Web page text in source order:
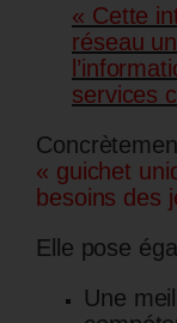
« Cette
réseau
services
« guichet
besoins des
Elle pose
Une